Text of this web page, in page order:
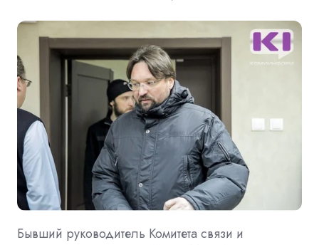
Бывший руководитель Комитета связи и